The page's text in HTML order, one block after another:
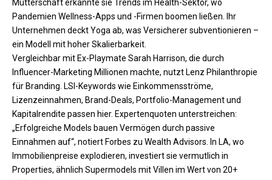
Mutterschaft erkannte sie Trends im Health-Sektor, wo
Pandemien Wellness-Apps und -Firmen boomen ließen. Ihr
Unternehmen deckt Yoga ab, was Versicherer subventionieren –
ein Modell mit hoher Skalierbarkeit.​
Vergleichbar mit Ex-Playmate Sarah Harrison, die durch
Influencer-Marketing Millionen machte, nutzt Lenz Philanthropie
für Branding. LSI-Keywords wie Einkommensströme,
Lizenzeinnahmen, Brand-Deals, Portfolio-Management und
Kapitalrendite passen hier. Expertenquoten unterstreichen:
„Erfolgreiche Models bauen Vermögen durch passive
Einnahmen auf“, notiert Forbes zu Wealth Advisors. In LA, wo
Immobilienpreise explodieren, investiert sie vermutlich in
Properties, ähnlich Supermodels mit Villen im Wert von 20+